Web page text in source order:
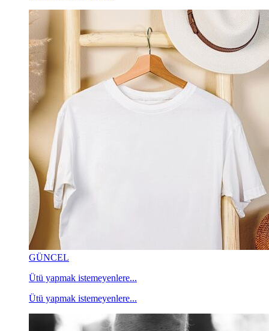
GÜNCEL
Ütü yapmak istemeyenlere...
Ütü yapmak istemeyenlere...